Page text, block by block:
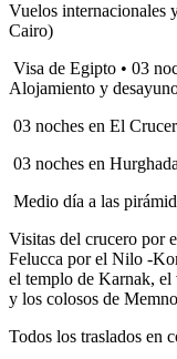
Vuelos internacionales
Cairo)
Visa de Egipto • 03
Alojamiento y
03 noches en El
03 noches en
Medio día a las
Visitas del crucero por
Felucca por el Nilo -
el templo de Karnak, el
y los colosos de
Todos los traslados en